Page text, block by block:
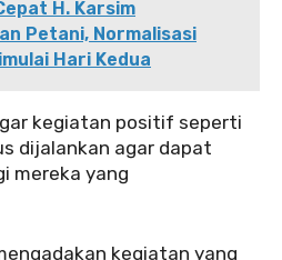
H. Karsim
Petani, Normalisasi
Hari Kedua
kegiatan positif seperti
dijalankan agar dapat
mereka yang
kegiatan yang